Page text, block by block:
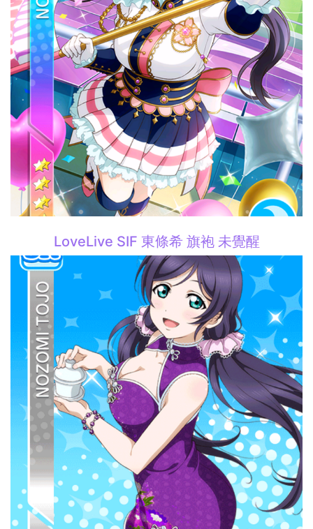
LoveLive SIF 東條希 旗袍 未覺醒